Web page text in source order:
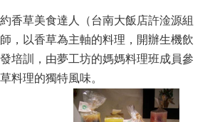
香草美食達人（台南大飯店許淦源組
，以香草為主軸的料理，開辦生機飲
培訓，由夢工坊的媽媽料理班成員參
料理的獨特風味。